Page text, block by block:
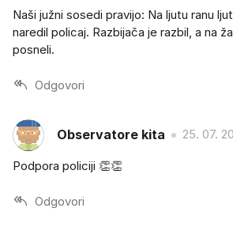
Naši južni sosedi pravijo: Na ljutu ranu
naredil policaj. Razbijača je razbil, a na
posneli.
Odgovori
Observatore kita 25. 07.
Podpora policiji 👏👏
Odgovori